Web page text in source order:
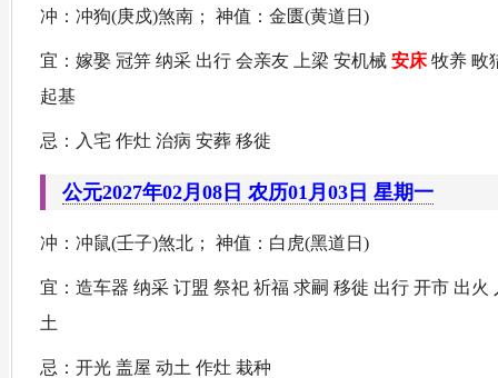
冲：冲狗(庚戍)煞南； 神值：金匮(黄道日)
宜：嫁娶 冠笄 纳采 出行 会亲友 上梁 安机械 安床牧养 畋
起基
忌：入宅 作灶 治病 安葬 移徙
公元2027年02月08日 农历01月03日 星期一
冲：冲鼠(壬子)煞北； 神值：白虎(黑道日)
宜：造车器 纳采 订盟 祭祀 祈福 求嗣 移徙 出行 开市 出
土
忌：开光 盖屋 动土 作灶 栽种